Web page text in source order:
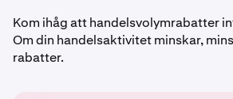
Kom ihåg att handelsvolymrabatter
Om din handelsaktivitet minskar,
rabatter.